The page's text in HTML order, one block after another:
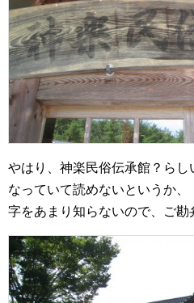
やはり、神楽民俗伝承館？らし
なっていて読めないというか、
字をあまり知らないので、ご勘